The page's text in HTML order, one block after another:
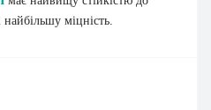
міцність.